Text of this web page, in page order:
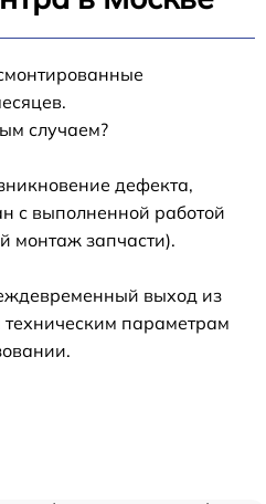
случаем?
дефекта,
с выполненной работой
монтаж запчасти).
выход из
техническим параметрам